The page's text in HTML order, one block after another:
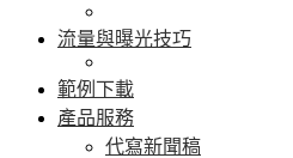
流量與曝光技巧
範例下載
產品服務
代寫新聞稿